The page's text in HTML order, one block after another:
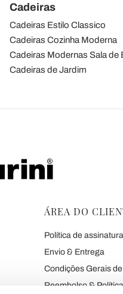
Cadeiras
Cadeiras Estilo Classico
Cadeiras Cozinha Moderna
Cadeiras Modernas Sala de
Cadeiras de Jardim
ÁREA DO
Política de
Envio & Entrega
Condições Gerais
Reembolso &